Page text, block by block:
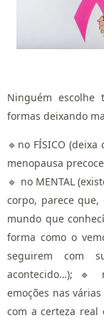
Ninguém
formas deixando
🔹no FÍSICO
menopausa
🔹 no MENTAL
corpo, parece
mundo que
forma como o
seguirem com
acontecido…); 🔹
emoções nas
com a certeza